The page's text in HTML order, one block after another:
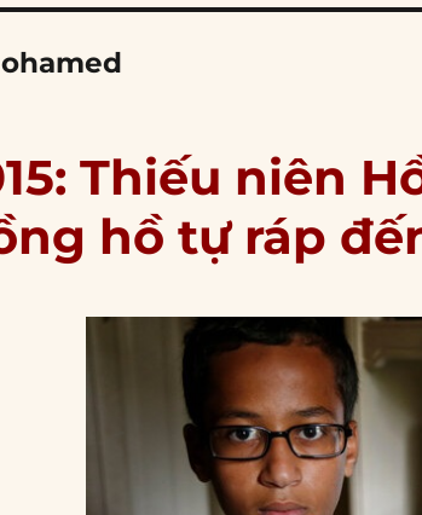
Thiếu niên
hồ tự ráp